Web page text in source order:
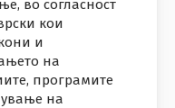
во согласност
кои
и
на
програмите
на